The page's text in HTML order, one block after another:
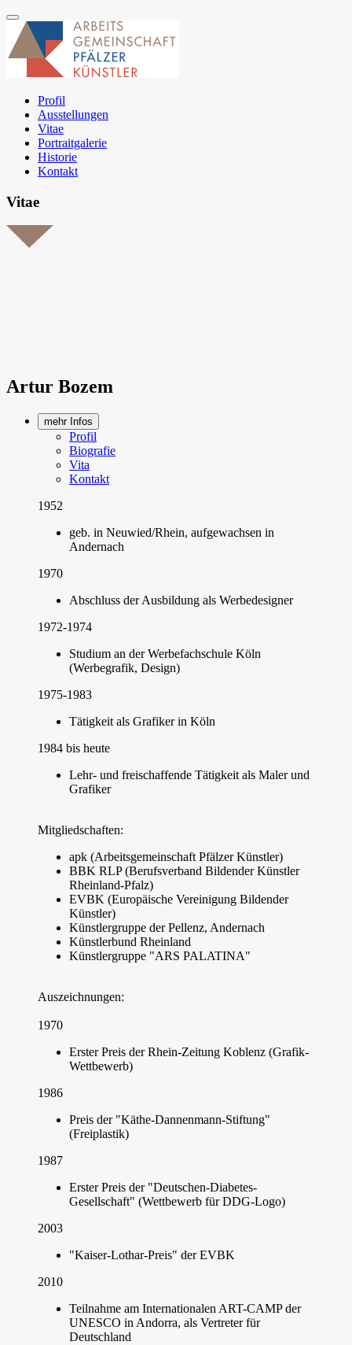
Profil
Ausstellungen
Vitae
Portraitgalerie
Historie
Kontakt
Vitae
Artur Bozem
mehr Infos
Profil
Biografie
Vita
Kontakt
1952
geb. in Neuwied/Rhein, aufgewachsen in
Andernach
1970
Abschluss der Ausbildung als Werbedesigner
1972-1974
Studium an der Werbefachschule Köln
(Werbegrafik, Design)
1975-1983
Tätigkeit als Grafiker in Köln
1984 bis heute
Lehr- und freischaffende Tätigkeit als Maler und
Grafiker
Mitgliedschaften:
apk (Arbeitsgemeinschaft Pfälzer Künstler)
BBK RLP (Berufsverband Bildender Künstler
Rheinland-Pfalz)
EVBK (Europäische Vereinigung Bildender
Künstler)
Künstlergruppe der Pellenz, Andernach
Künstlerbund Rheinland
Künstlergruppe "ARS PALATINA"
Auszeichnungen:
1970
Erster Preis der Rhein-Zeitung Koblenz (Grafik-
Wettbewerb)
1986
Preis der "Käthe-Dannenmann-Stiftung"
(Freiplastik)
1987
Erster Preis der "Deutschen-Diabetes-
Gesellschaft" (Wettbewerb für DDG-Logo)
2003
"Kaiser-Lothar-Preis" der EVBK
2010
Teilnahme am Internationalen ART-CAMP der
UNESCO in Andorra, als Vertreter für
Deutschland